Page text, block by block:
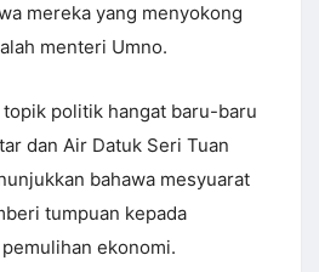
mereka yang menyokong
menteri Umno.
topik politik hangat baru-baru
dan Air Datuk Seri Tuan
bahawa mesyuarat
tumpuan kepada
ekonomi.